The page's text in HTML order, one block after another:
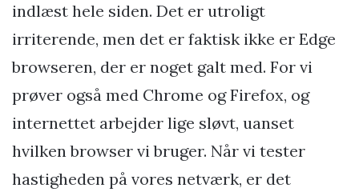
indlæst hele siden. Det er utroligt
irriterende, men det er faktisk ikke er Edge
browseren, der er noget galt med. For vi
prøver også med Chrome og Firefox, og
internettet arbejder lige sløvt, uanset
hvilken browser vi bruger. Når vi tester
hastigheden på vores netværk, er det